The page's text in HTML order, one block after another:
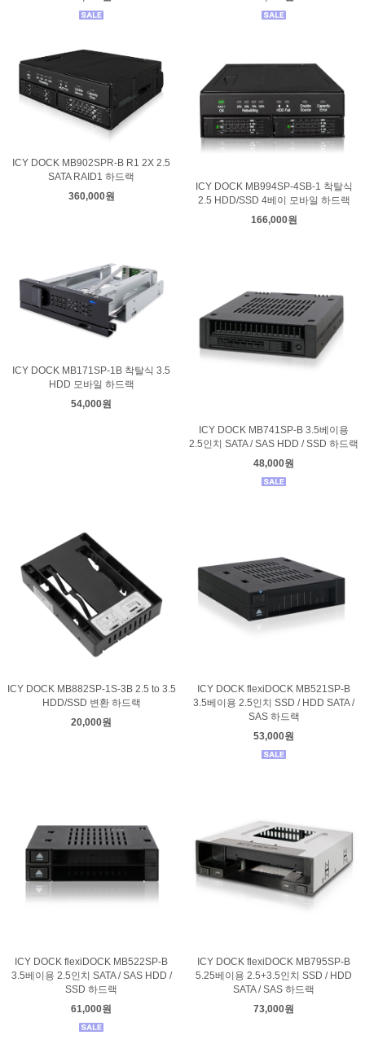
ICY DOCK MB902SPR-B R1 2X 2.5
SATA RAID1 하드랙
360,000원
ICY DOCK MB994SP-4SB-1 착탈식
2.5 HDD/SSD 4베이 모바일 하드랙
166,000원
ICY DOCK MB171SP-1B 착탈식 3.5
HDD 모바일 하드랙
54,000원
ICY DOCK MB741SP-B 3.5베이용
2.5인치 SATA / SAS HDD / SSD 하드랙
48,000원
ICY DOCK MB882SP-1S-3B 2.5 to 3.5
HDD/SSD 변환 하드랙
20,000원
ICY DOCK flexiDOCK MB521SP-B
3.5베이용 2.5인치 SSD / HDD SATA /
SAS 하드랙
53,000원
ICY DOCK flexiDOCK MB522SP-B
3.5베이용 2.5인치 SATA / SAS HDD /
SSD 하드랙
61,000원
ICY DOCK flexiDOCK MB795SP-B
5.25베이용 2.5+3.5인치 SSD / HDD
SATA / SAS 하드랙
73,000원